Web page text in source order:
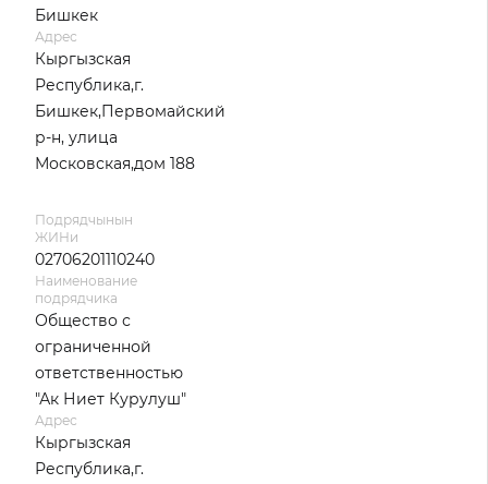
Бишкек
Адрес
Кыргызская
Республика,г.
Бишкек,Первомайский
р-н, улица
Московская,дом 188
Подрядчынын
ЖИНи
02706201110240
Наименование
подрядчика
Общество с
ограниченной
ответственностью
"Ак Ниет Курулуш"
Адрес
Кыргызская
Республика,г.